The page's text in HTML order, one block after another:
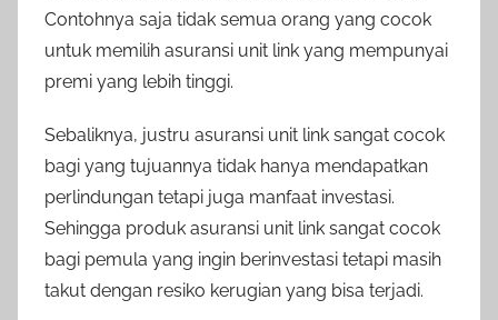
Contohnya saja tidak semua orang yang cocok
untuk memilih asuransi unit link yang mempunyai
premi yang lebih tinggi.
Sebaliknya, justru asuransi unit link sangat cocok
bagi yang tujuannya tidak hanya mendapatkan
perlindungan tetapi juga manfaat investasi.
Sehingga produk asuransi unit link sangat cocok
bagi pemula yang ingin berinvestasi tetapi masih
takut dengan resiko kerugian yang bisa terjadi.